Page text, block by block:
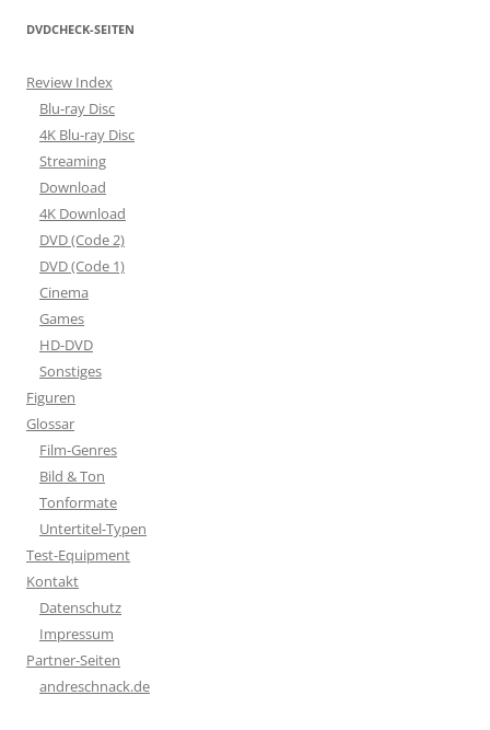
DVDCHECK-SEITEN
Review Index
Blu-ray Disc
4K Blu-ray Disc
Streaming
Download
4K Download
DVD (Code 2)
DVD (Code 1)
Cinema
Games
HD-DVD
Sonstiges
Figuren
Glossar
Film-Genres
Bild & Ton
Tonformate
Untertitel-Typen
Test-Equipment
Kontakt
Datenschutz
Impressum
Partner-Seiten
andreschnack.de